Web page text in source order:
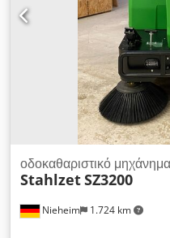
Διαστάσεις Μ x Π x Υ (mm):
έτοιμο προς χρήση
ΝΕΑ κεντρική βούρτσα
βούρτσες – PPL + ACC (με
βούρτσα - ΝΕΑ μπαταρία
αλλαγή φίλτρων & λαδιών
οδικής κυκλοφορίας -
απορριμμάτων 130L
Nieheim 1.724 km
οδοκαθαριστικό μηχάνημα
StahlzetSZ3200